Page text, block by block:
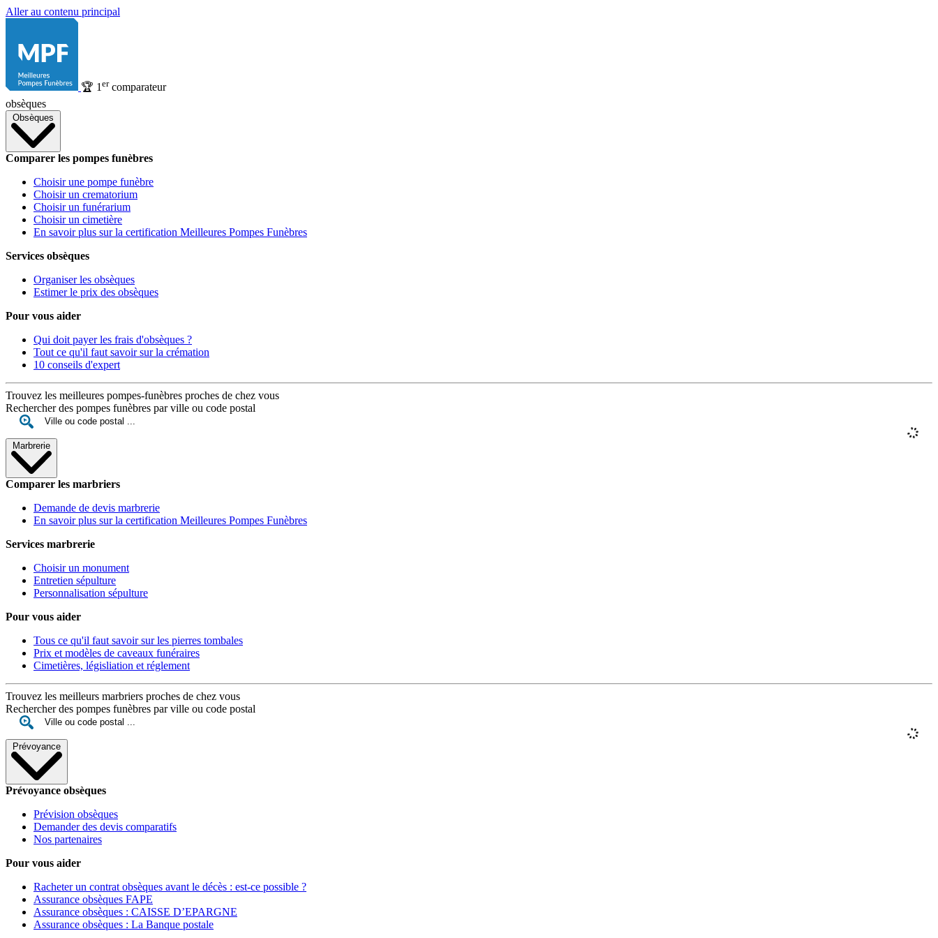
Aller au contenu principal
🏆 1 ercomparateur
obsèques
Obsèques
Comparer les pompes funèbres
Choisir une pompe funèbre
Choisir un crematorium
Choisir un funérarium
Choisir un cimetière
En savoir plus sur la certification Meilleures Pompes Funèbres
Services obsèques
Organiser les obsèques
Estimer le prix des obsèques
Pour vous aider
Qui doit payer les frais d'obsèques ?
Tout ce qu'il faut savoir sur la crémation
10 conseils d'expert
Trouvez les meilleures pompes-funèbres proches de chez vous
Rechercher des pompes funèbres par ville ou code postal
Marbrerie
Comparer les marbriers
Demande de devis marbrerie
En savoir plus sur la certification Meilleures Pompes Funèbres
Services marbrerie
Choisir un monument
Entretien sépulture
Personnalisation sépulture
Pour vous aider
Tous ce qu'il faut savoir sur les pierres tombales
Prix et modèles de caveaux funéraires
Cimetières, législiation et réglement
Trouvez les meilleurs marbriers proches de chez vous
Rechercher des pompes funèbres par ville ou code postal
Prévoyance
Prévoyance obsèques
Prévision obsèques
Demander des devis comparatifs
Nos partenaires
Pour vous aider
Racheter un contrat obsèques avant le décès : est-ce possible ?
Assurance obsèques FAPE
Assurance obsèques : CAISSE D’EPARGNE
Assurance obsèques : La Banque postale